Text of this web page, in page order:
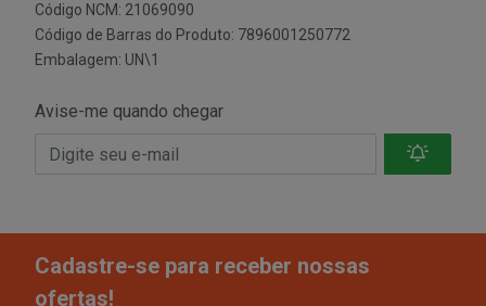
Código NCM: 21069090
Código de Barras do Produto: 7896001250772
Embalagem: UN\1
Avise-me quando chegar
Cadastre-se para receber nossas
ofertas!